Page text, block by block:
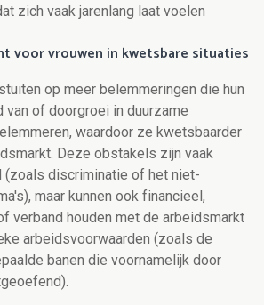
zich vaak jarenlang laat voelen
voor vrouwen in kwetsbare situaties
op meer belemmeringen die hun
van of doorgroei in duurzame
waardoor ze kwetsbaarder
Deze obstakels zijn vaak
(zoals discriminatie of het niet-
maar kunnen ook financieel,
verband houden met de arbeidsmarkt
arbeidsvoorwaarden (zoals de
banen die voornamelijk door